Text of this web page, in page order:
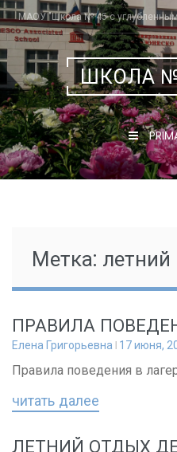
Skip
to
content
МАОУ "Школа № 45 с
ШКОЛА
Метка: летний
ПРАВИЛА
Елена Григорьевна 17 июня,
Правила поведения в
читать далее
ЛЕТНИЙ ОТДЫХ